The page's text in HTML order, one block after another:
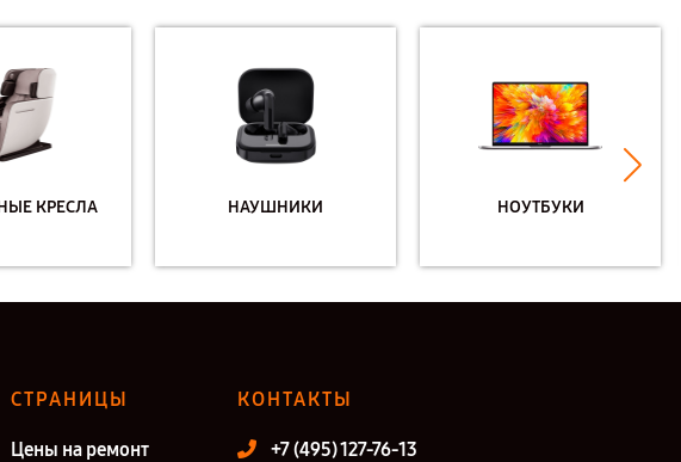
КРЕСЛА НАУШНИКИ НОУТБУКИ
СТРАНИЦЫ
Цены на ремонт
КОНТАКТЫ
+7 (495) 127-76-13